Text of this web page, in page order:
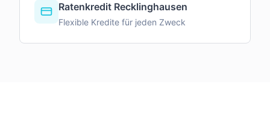
Ratenkredit Recklinghausen
Flexible Kredite für jeden Zweck